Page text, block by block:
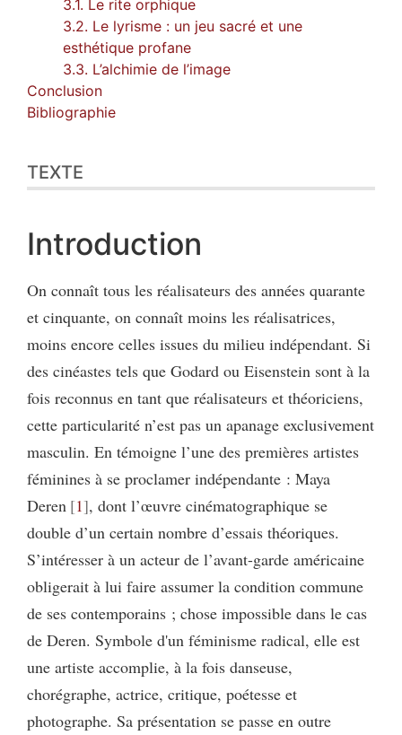
3.1. Le rite orphique
3.2. Le lyrisme : un jeu sacré et une
esthétique profane
3.3. L’alchimie de l’image
Conclusion
Bibliographie
TEXTE
Introduction
On connaît tous les réalisateurs des années quarante
et cinquante, on connaît moins les réalisatrices,
moins encore celles issues du milieu indépendant. Si
des cinéastes tels que Godard ou Eisenstein sont à la
fois reconnus en tant que réalisateurs et théoriciens,
cette particularité n’est pas un apanage exclusivement
masculin. En témoigne l’une des premières artistes
féminines à se proclamer indépendante : Maya
Deren 1 , dont l’œuvre cinématographique se
double d’un certain nombre d’essais théoriques.
S’intéresser à un acteur de l’avant-garde américaine
obligerait à lui faire assumer la condition commune
de ses contemporains ; chose impossible dans le cas
de Deren. Symbole d'un féminisme radical, elle est
une artiste accomplie, à la fois danseuse,
chorégraphe, actrice, critique, poétesse et
photographe. Sa présentation se passe en outre